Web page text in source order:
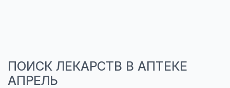
ПОИСК ЛЕКАРСТВ В АПТЕКЕ
АПРЕЛЬ